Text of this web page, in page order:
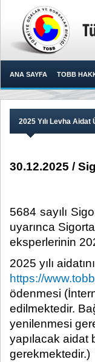
ANA SAYFA TOBB
2025 Yılı Levha Aidat
30.12.2025 /
5684 sayılı
uyarınca
eksperlerinin
2025 yılı
https://
ödenmesi
edilmektedir.
yenilenmesi
yapılacak aidat
gerekmektedir.)